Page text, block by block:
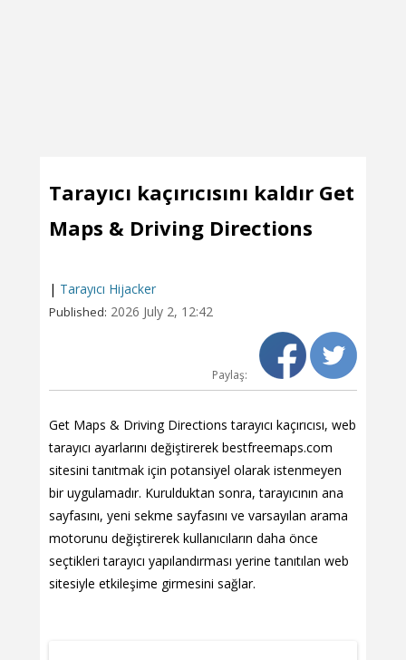
Tarayıcı kaçırıcısını kaldır Get
Maps & Driving Directions
| Tarayıcı Hijacker
Published: 2026 July 2, 12:42
Paylaş:
Get Maps & Driving Directions tarayıcı kaçırıcısı, web
tarayıcı ayarlarını değiştirerek bestfreemaps.com
sitesini tanıtmak için potansiyel olarak istenmeyen
bir uygulamadır. Kurulduktan sonra, tarayıcının ana
sayfasını, yeni sekme sayfasını ve varsayılan arama
motorunu değiştirerek kullanıcıların daha önce
seçtikleri tarayıcı yapılandırması yerine tanıtılan web
sitesiyle etkileşime girmesini sağlar.